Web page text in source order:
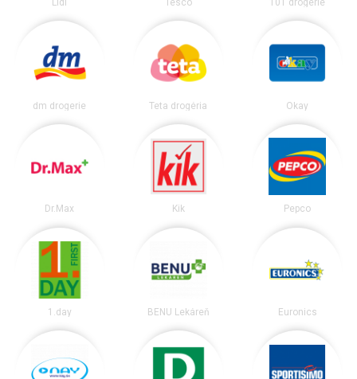
Lidl Tesco 101 drogerie
dm drogerie Teta drogéria Okay
Dr.Max Kik Pepco
1.day BENU Lekáreň Euronics